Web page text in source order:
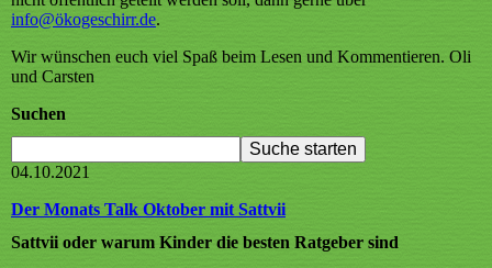
info@ökogeschirr.de.
Wir wünschen euch viel Spaß beim Lesen und Kommentieren. Oli
und Carsten
Suchen
04.10.2021
Der Monats Talk Oktober mit Sattvii
Sattvii oder warum Kinder die besten Ratgeber sind